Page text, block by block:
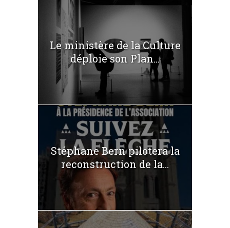
Le ministère de la Culture
déploie son Plan...
Stéphane Bern pilotera la
reconstruction de la...